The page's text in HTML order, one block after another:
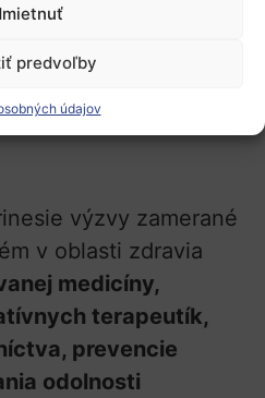
predvoľby
údajov
sledovať aktuálne
projektových
.
výzvy zamerané
v oblasti zdravia
medicíny,
terapeutík,
prevencie
odolnosti